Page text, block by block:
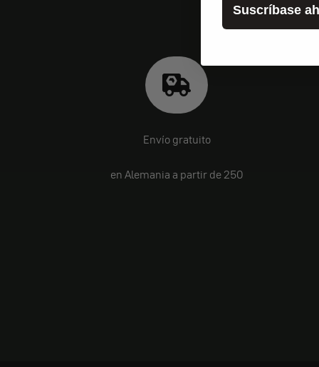
Envío gratuito
en Alemania a partir de 250
Suscríbase